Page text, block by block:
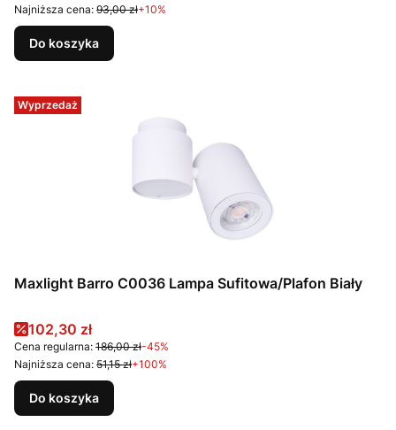
Najniższa cena: 93,00 zł+10%
Do koszyka
Wyprzedaż
Maxlight Barro C0036 Lampa Sufitowa/Plafon Biały
Cena promocyjna
102,30 zł
Cena regularna: 186,00 zł-45%
Najniższa cena: 51,15 zł+100%
Do koszyka